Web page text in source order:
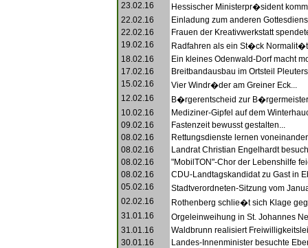
23.02.16
Hessischer Ministerpr�sident
22.02.16
Einladung zum anderen
22.02.16
Frauen der Kreativwerkstatt
19.02.16
Radfahren als ein St�ck
18.02.16
Ein kleines Odenwald-Dorf macht
17.02.16
Breitbandausbau im Ortsteil
15.02.16
Vier Windr�der am Greiner Eck...
12.02.16
B�rgerentscheid zur
10.02.16
Mediziner-Gipfel auf dem
09.02.16
Fastenzeit bewusst gestalten...
08.02.16
Rettungsdienste lernen
08.02.16
Landrat Christian Engelhardt
08.02.16
"MobilTON"-Chor der Lebenshilfe
08.02.16
CDU-Landtagskandidat zu Gast in
05.02.16
Stadtverordneten-Sitzung vom
02.02.16
Rothenberg schlie�t sich Klage
31.01.16
Orgeleinweihung in St. Johannes
31.01.16
Waldbrunn realisiert
30.01.16
Landes-Innenminister besuchte